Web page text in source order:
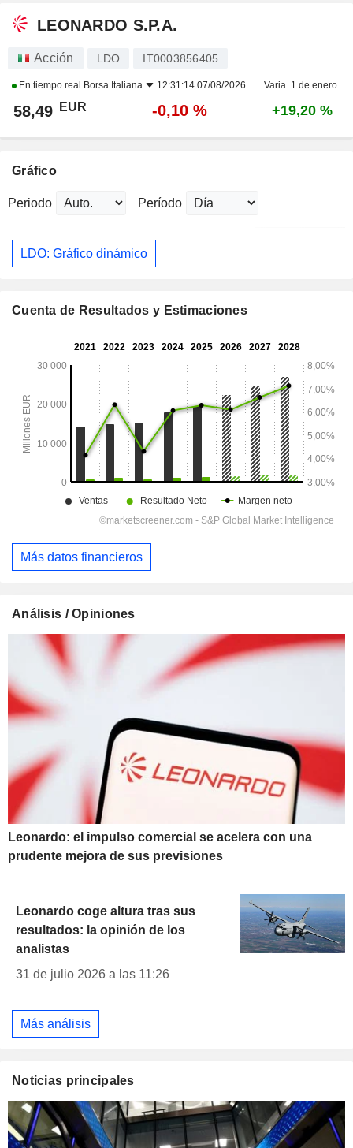
LEONARDO S.P.A.
Acción LDO IT0003856405
En tiempo real Borsa Italiana 12:31:14 07/08/2026 Varia. 1 de enero.
58,49 EUR -0,10 % +19,20 %
Gráfico
Periodo Período
LDO: Gráfico dinámico
Cuenta de Resultados y Estimaciones
Más datos financieros
Análisis / Opiniones
Leonardo: el impulso comercial se acelera con una
prudente mejora de sus previsiones
Leonardo coge altura tras sus
resultados: la opinión de los
analistas
31 de julio 2026 a las 11:26
Más análisis
Noticias principales